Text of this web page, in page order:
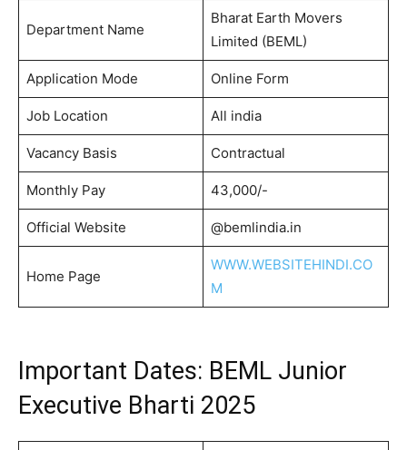
Department Name
Bharat Earth Movers
Limited (BEML)
Application Mode Online Form
Job Location All india
Vacancy Basis Contractual
Monthly Pay 43,000/-
Official Website @bemlindia.in
Home Page
WWW.WEBSITEHINDI.CO
M
Important Dates: BEML Junior
Executive Bharti 2025